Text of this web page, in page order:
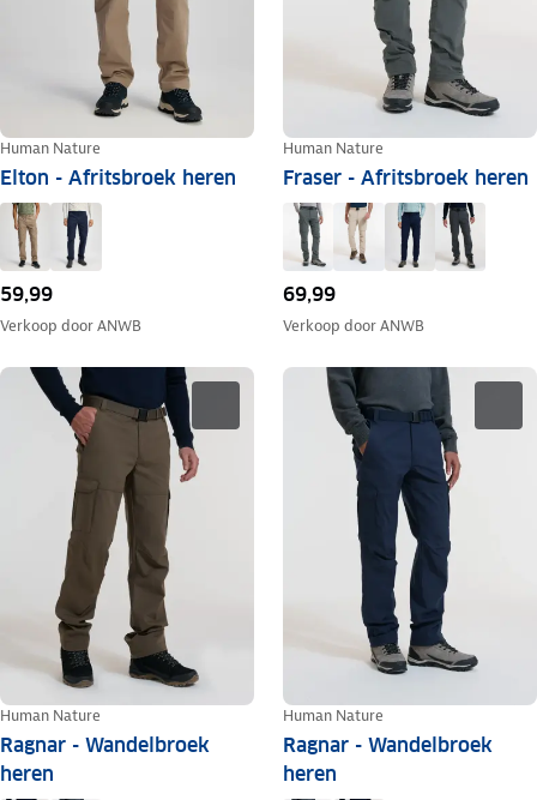
Human Nature
Elton - Afritsbroek heren
59,99
Verkoop doorANWB
Human Nature
Fraser - Afritsbroek heren
69,99
Verkoop doorANWB
Human Nature
Ragnar - Wandelbroek
heren
Human Nature
Ragnar - Wandelbroek
heren